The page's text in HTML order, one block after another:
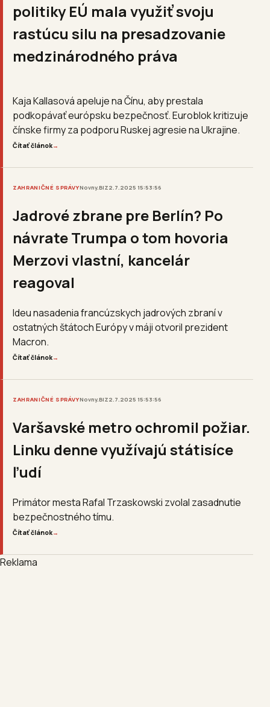
politiky EÚ mala využiť svoju
rastúcu silu na presadzovanie
medzinárodného práva
Kaja Kallasová apeluje na Čínu, aby prestala
podkopávať európsku bezpečnosť. Euroblok kritizuje
čínske firmy za podporu Ruskej agresie na Ukrajine.
Čítať článok→
ZAHRANIČNÉ SPRÁVYNovny.BIZ2.7.2025 15:53:56
Jadrové zbrane pre Berlín? Po
návrate Trumpa o tom hovoria
Merzovi vlastní, kancelár
reagoval
Ideu nasadenia francúzskych jadrových zbraní v
ostatných štátoch Európy v máji otvoril prezident
Macron.
Čítať článok→
ZAHRANIČNÉ SPRÁVYNovny.BIZ2.7.2025 15:53:56
Varšavské metro ochromil požiar.
Linku denne využívajú státisíce
ľudí
Primátor mesta Rafal Trzaskowski zvolal zasadnutie
bezpečnostného tímu.
Čítať článok→
Reklama